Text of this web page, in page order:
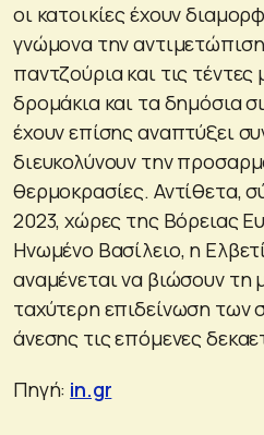
οι κατοικίες έχουν
γνώμονα την
παντζούρια και τις τέντες
δρομάκια και τα δημόσια
έχουν επίσης αναπτύξει
διευκολύνουν την
θερμοκρασίες. Αντίθετα,
2023, χώρες της Βόρειας
Ηνωμένο Βασίλειο, η
αναμένεται να βιώσουν τη
ταχύτερη επιδείνωση των
άνεσης τις επόμενες
Πηγή: in.gr